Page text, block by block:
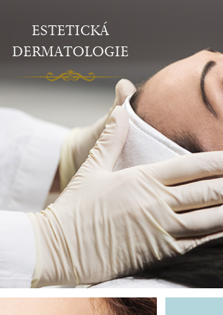
ESTETICKÁ
DERMATOLOGIE